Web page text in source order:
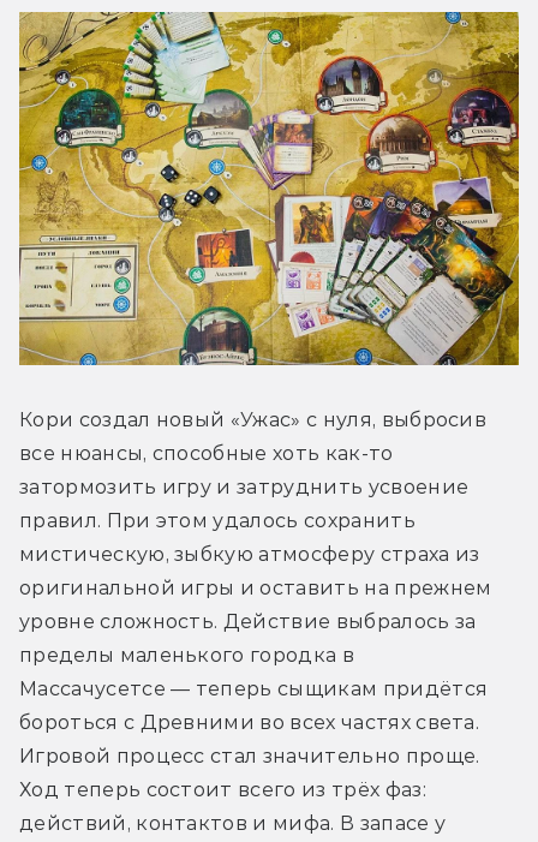
Кори создал новый «Ужас» с нуля, выбросив
все нюансы, способные хоть как-то
затормозить игру и затруднить усвоение
правил. При этом удалось сохранить
мистическую, зыбкую атмосферу страха из
оригинальной игры и оставить на прежнем
уровне сложность. Действие выбралось за
пределы маленького городка в
Массачусетсе — теперь сыщикам придётся
бороться с Древними во всех частях света.
Игровой процесс стал значительно проще.
Ход теперь состоит всего из трёх фаз:
действий, контактов и мифа. В запасе у